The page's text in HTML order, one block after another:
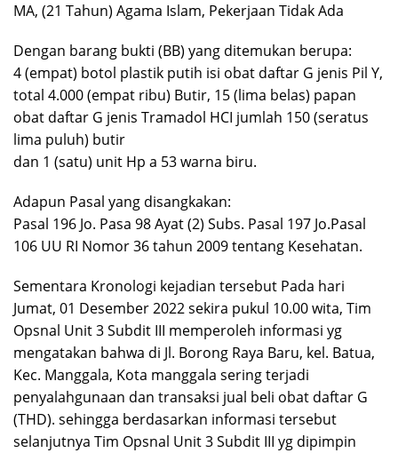
MA, (21 Tahun) Agama Islam, Pekerjaan Tidak Ada
Dengan barang bukti (BB) yang ditemukan berupa:
4 (empat) botol plastik putih isi obat daftar G jenis Pil Y,
total 4.000 (empat ribu) Butir, 15 (lima belas) papan
obat daftar G jenis Tramadol HCI jumlah 150 (seratus
lima puluh) butir
dan 1 (satu) unit Hp a 53 warna biru.
Adapun Pasal yang disangkakan:
Pasal 196 Jo. Pasa 98 Ayat (2) Subs. Pasal 197 Jo.Pasal
106 UU RI Nomor 36 tahun 2009 tentang Kesehatan.
Sementara Kronologi kejadian tersebut Pada hari
Jumat, 01 Desember 2022 sekira pukul 10.00 wita, Tim
Opsnal Unit 3 Subdit III memperoleh informasi yg
mengatakan bahwa di Jl. Borong Raya Baru, kel. Batua,
Kec. Manggala, Kota manggala sering terjadi
penyalahgunaan dan transaksi jual beli obat daftar G
(THD). sehingga berdasarkan informasi tersebut
selanjutnya Tim Opsnal Unit 3 Subdit III yg dipimpin